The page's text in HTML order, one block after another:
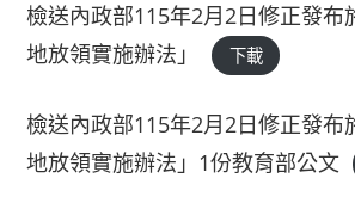
檢送內政部115年2月2日修正發布
地放領實施辦法」
下載
檢送內政部115年2月2日修正發布
地放領實施辦法」1份教育部公文